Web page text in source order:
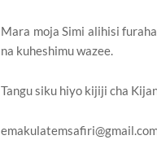
Mara moja Simi alihisi
na kuheshimu wazee.
Tangu siku hiyo kijiji cha